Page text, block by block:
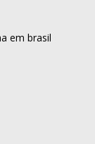
em brasil